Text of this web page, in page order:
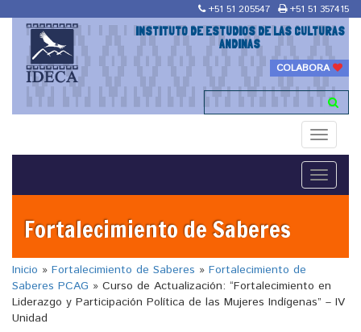
+51 51 205547 +51 51 357415
INSTITUTO DE ESTUDIOS DE LAS CULTURAS
ANDINAS
COLABORA
Toggle
Toggle
Fortalecimiento de Saberes
Inicio » Fortalecimiento de Saberes » Fortalecimiento de
Saberes PCAG » Curso de Actualización: “Fortalecimiento en
Liderazgo y Participación Política de las Mujeres Indígenas” – IV
Unidad